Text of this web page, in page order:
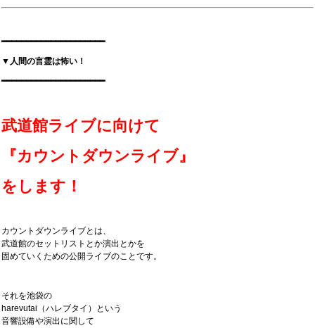
━━━━━━━━━━━━━━━━━━━━━
▼人間の言霊は怖い！
━━━━━━━━━━━━━━━━━━━━━
武道館ライブに向けて
『カウントダウンライブ』
をします！
カウントダウンライブとは、
武道館のセットリストとか演出とかを
固めていくための公開ライブのことです。
それを池袋の
harevutai（ハレブタイ）という
音響設備や演出に関して